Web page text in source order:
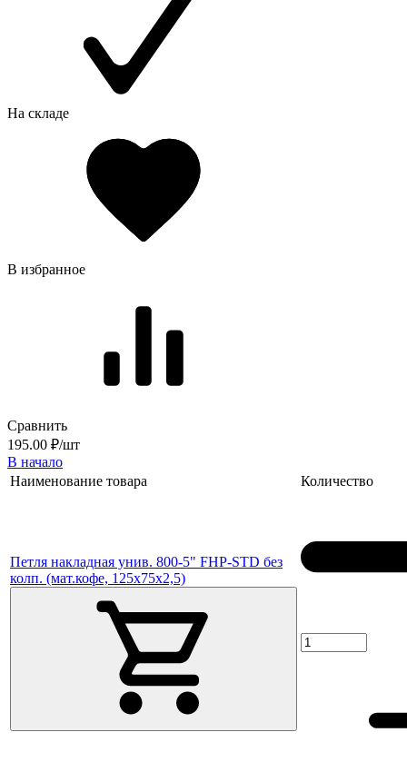
На складе
В избранное
Сравнить
195.00 ₽/шт
В начало
Наименование товара
Количество
Петля накладная унив. 800-5" FHP-STD без
колп. (мат.кофе, 125х75х2,5)